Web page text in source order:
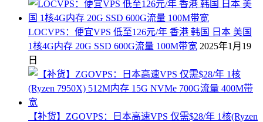
LOCVPS：便宜VPS 低至126元/年 香港 韩国 日本 美国
1核4G内存 20G SSD 600G流量 100M带宽 2025年1月19
日
【补货】ZGOVPS：日本高速VPS 仅需$28/年 1核(Ryzen